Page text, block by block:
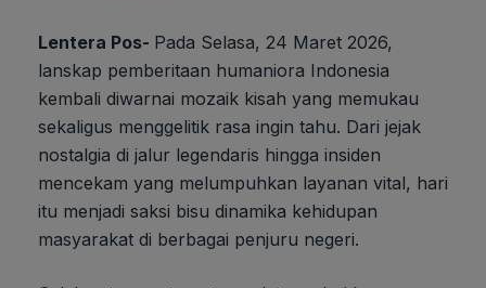
Lentera Pos- Pada Selasa, 24 Maret 2026,
lanskap pemberitaan humaniora Indonesia
kembali diwarnai mozaik kisah yang memukau
sekaligus menggelitik rasa ingin tahu. Dari jejak
nostalgia di jalur legendaris hingga insiden
mencekam yang melumpuhkan layanan vital, hari
itu menjadi saksi bisu dinamika kehidupan
masyarakat di berbagai penjuru negeri.